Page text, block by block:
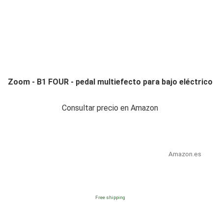
Zoom - B1 FOUR - pedal multiefecto para bajo eléctrico
Consultar precio en Amazon
Amazon.es
Free shipping